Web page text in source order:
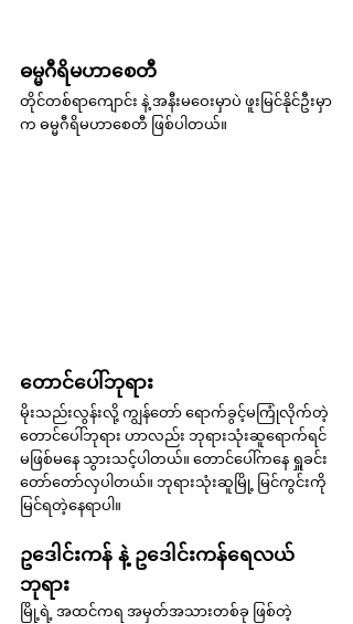
ဓမ္မဂီရိမဟာစေတီ
တိုင်တစ်ရာကျောင်း နဲ့ အနီးမဝေးမှာပဲ ဖူးမြင်နိုင်ဦးမှာ
က ဓမ္မဂီရိမဟာစေတီ ဖြစ်ပါတယ်။
တောင်ပေါ်ဘုရား
မိုးသည်းလွန်းလို့ ကျွန်တော် ရောက်ခွင့်မကြုံလိုက်တဲ့
တောင်ပေါ်ဘုရား ဟာလည်း ဘုရားသုံးဆူရောက်ရင်
မဖြစ်မနေ သွားသင့်ပါတယ်။ တောင်ပေါ်ကနေ ရှူခင်း
တော်တော်လှပါတယ်။ ဘုရားသုံးဆူမြို့ မြင်ကွင်းကို
မြင်ရတဲ့နေရာပါ။
ဥဒေါင်းကန် နဲ့ ဥဒေါင်းကန်ရေလယ်
ဘုရား
မြို့ရဲ့ အထင်ကရ အမှတ်အသားတစ်ခု ဖြစ်တဲ့